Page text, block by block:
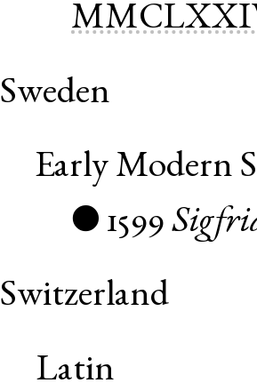
Sweden
Early Modern
● 1599
Switzerland
Latin